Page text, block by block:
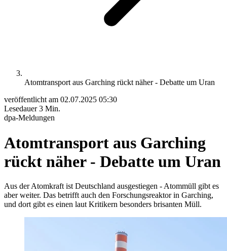
Atomtransport aus Garching rückt näher - Debatte um Uran
veröffentlicht am 02.07.2025 05:30
Lesedauer3 Min.
dpa-Meldungen
Atomtransport aus Garching
rückt näher - Debatte um Uran
Aus der Atomkraft ist Deutschland ausgestiegen - Atommüll gibt es
aber weiter. Das betrifft auch den Forschungsreaktor in Garching,
und dort gibt es einen laut Kritikern besonders brisanten Müll.